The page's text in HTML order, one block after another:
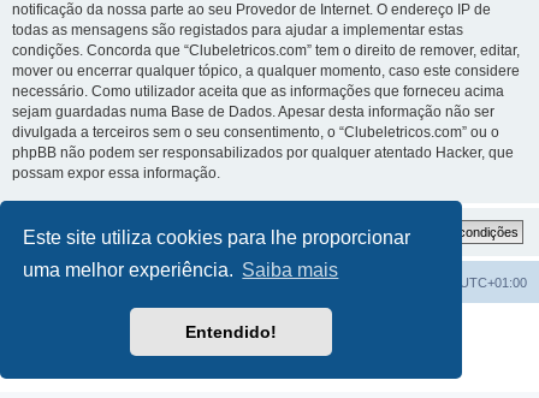
Este site utiliza cookies para lhe proporcionar
uma melhor experiência. Saiba mais
Entendido!
notificação da nossa parte ao seu Provedor de Internet. O endereço IP de
todas as mensagens são registados para ajudar a implementar estas
condições. Concorda que “Clubeletricos.com” tem o direito de remover, editar,
mover ou encerrar qualquer tópico, a qualquer momento, caso este considere
necessário. Como utilizador aceita que as informações que forneceu acima
sejam guardadas numa Base de Dados. Apesar desta informação não ser
divulgada a terceiros sem o seu consentimento, o “Clubeletricos.com” ou o
phpBB não podem ser responsabilizados por qualquer atentado Hacker, que
possam expor essa informação.
O Fuso Horário do Fórum é UTC+01:00
Desenvolvido por phpBB® Forum Software © phpBB Limited